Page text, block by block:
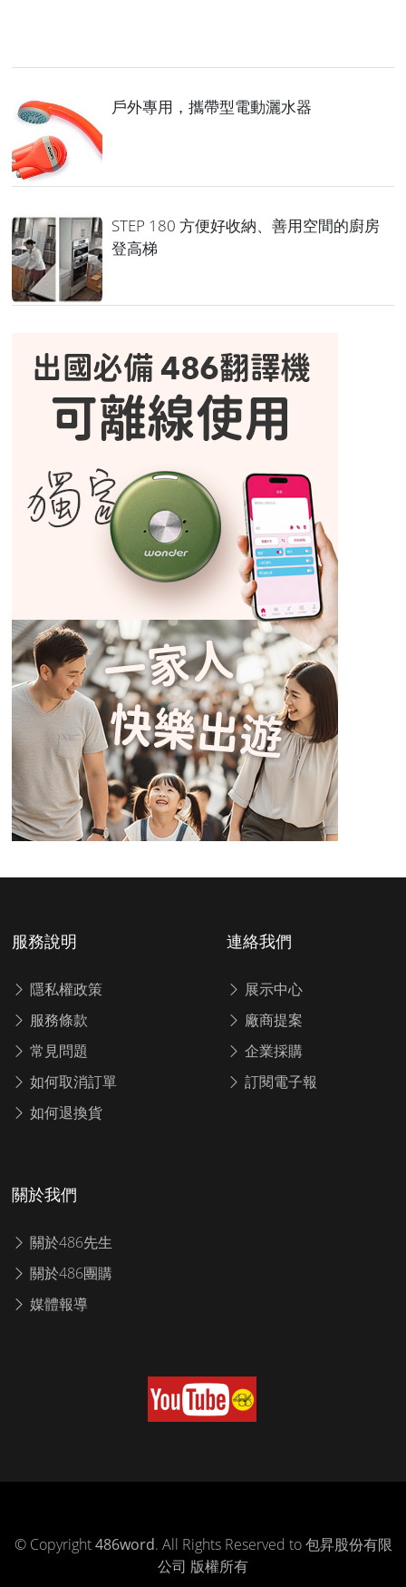
戶外專用，攜帶型電動灑水器
STEP 180 方便好收納、善用空間的廚房
登高梯
服務說明
隱私權政策
服務條款
常見問題
如何取消訂單
如何退換貨
連絡我們
展示中心
廠商提案
企業採購
訂閱電子報
關於我們
關於486先生
關於486團購
媒體報導
© Copyright486word. All Rights Reserved to 包昇股份有限
公司 版權所有